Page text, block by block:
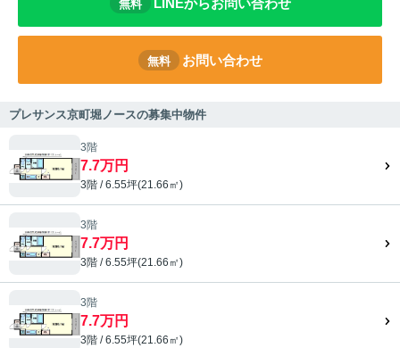
無料
無料 お問い合わせ
プレサンス京町堀ノースの募集中物件
3階
7.7万円
3階 / 6.55坪(21.66㎡)
3階
7.7万円
3階 / 6.55坪(21.66㎡)
3階
7.7万円
3階 / 6.55坪(21.66㎡)